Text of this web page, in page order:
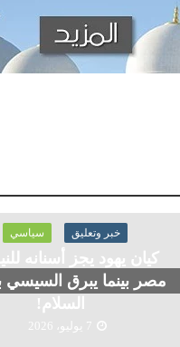
خبر وتعليق سياسي
كيان يهود يجز أسنانه
مصر بينما يبرق السيسي
السلام!
7 يوليو، 2026